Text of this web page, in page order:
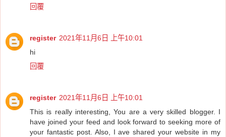
回覆
register 2021年11月6日 上午10:01
hi
回覆
register 2021年11月6日 上午10:01
This is really interesting, You are a very skilled blogger. I
have joined your feed and look forward to seeking more of
your fantastic post. Also, I ave shared your website in my